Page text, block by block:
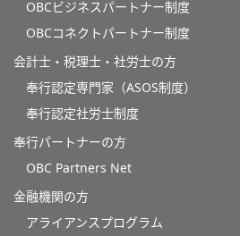
OBCビジネスパートナー制度
OBCコネクトパートナー制度
会計士・税理士・社労士の方
奉行認定専門家（ASOS制度）
奉行認定社労士制度
奉行パートナーの方
OBC Partners Net
金融機関の方
アライアンスプログラム